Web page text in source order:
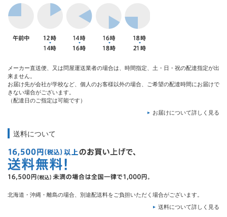
メーカー直送便、又は問屋運送業者の場合は、時間指定、土・日・祝の配達指定が出
来ません。
お届け先が会社が学校など、個人のお客様以外の場合、ご希望の配達時間にお届けで
きない場合がございます。
（配達日のご指定は可能です）
お届けについて詳しく見る
送料について
北海道・沖縄・離島の場合、別途配送料をご負担いただく場合がございます。
送料について詳しく見る